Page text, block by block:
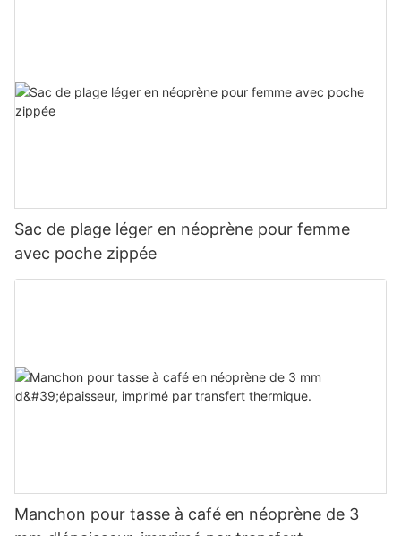
Sac de plage léger en néoprène pour femme
avec poche zippée
Manchon pour tasse à café en néoprène de 3